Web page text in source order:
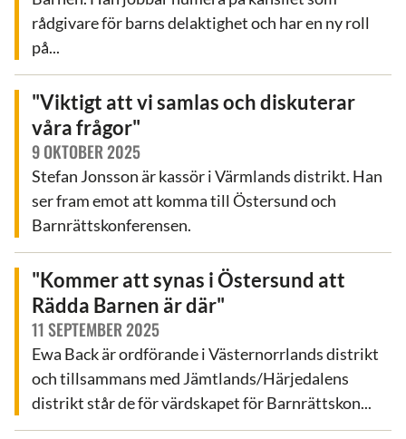
rådgivare för barns delaktighet och har en ny roll
på...
"Viktigt att vi samlas och diskuterar
våra frågor"
9 OKTOBER 2025
Stefan Jonsson är kassör i Värmlands distrikt. Han
ser fram emot att komma till Östersund och
Barnrättskonferensen.
"Kommer att synas i Östersund att
Rädda Barnen är där"
11 SEPTEMBER 2025
Ewa Back är ordförande i Västernorrlands distrikt
och tillsammans med Jämtlands/Härjedalens
distrikt står de för värdskapet för Barnrättskon...